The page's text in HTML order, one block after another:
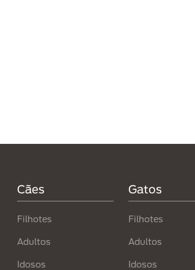
Cães
Filhotes
Adultos
Idosos
Gatos
Filhotes​
Adultos
Idosos